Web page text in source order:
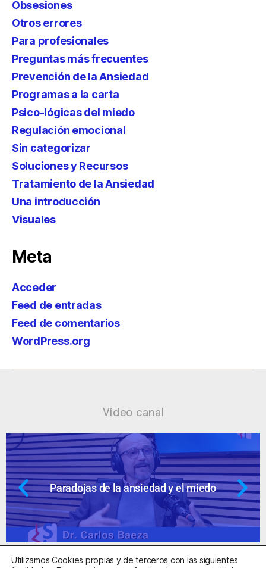
Obsesiones
Otros errores
Para profesionales
Preguntas más frecuentes
Prevención de la Ansiedad
Programas a la carta
Psico-lógicas del miedo
Regulación emocional
Sin categorizar
Soluciones y Recursos
Tratamiento de la Ansiedad
Una introducción
Visuales
Meta
Acceder
Feed de entradas
Feed de comentarios
WordPress.org
Vídeo canal
Ansiedad: supuestos
Utilizamos Cookies propias y de terceros con las siguientes